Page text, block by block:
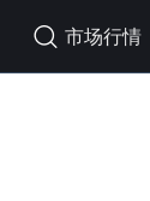
 市场行情